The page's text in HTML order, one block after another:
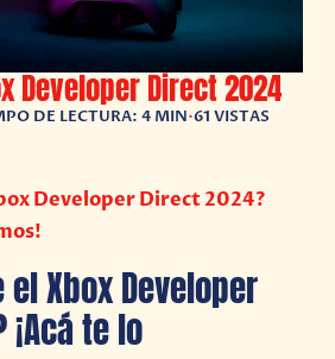
Developer Direct 2024
DE LECTURA: 4 MIN•61 VISTAS
Developer Direct 2024?
Xbox Developer
te lo